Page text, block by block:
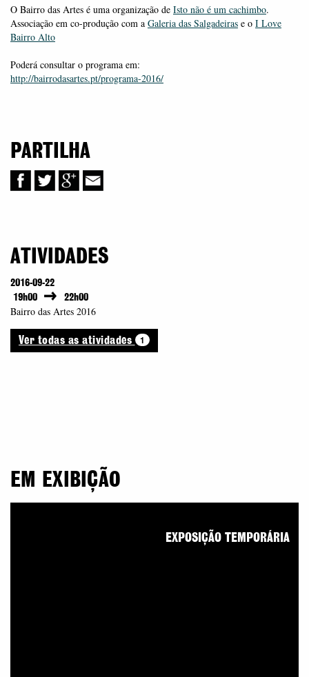
O Bairro das Artes é uma organização de Isto não é um cachimbo.
Associação em co-produção com a Galeria das Salgadeiras e o I Love
Bairro Alto
Poderá consultar o programa em:
http://bairrodasartes.pt/programa-2016/
PARTILHA
ATIVIDADES
2016-09-22
19h00
22h00
Bairro das Artes 2016
Ver todas as atividades 1
EM EXIBIÇÃO
EXPOSIÇÃO TEMPORÁRIA